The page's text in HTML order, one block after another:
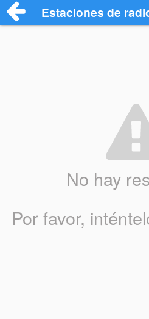
Estaciones de
No hay
Por favor,